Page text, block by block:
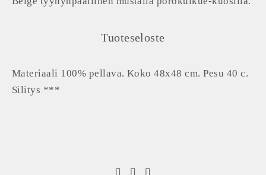
Tuoteseloste
Materiaali 100% pellava. Koko 48x48 cm. Pesu 40 c.
Silitys ***